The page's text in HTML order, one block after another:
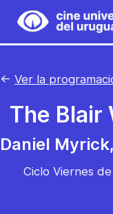
Saltar
contenido
Cine
Universitario
Uruguay
← Ver la
The Blair
Daniel
Ciclo Viernes